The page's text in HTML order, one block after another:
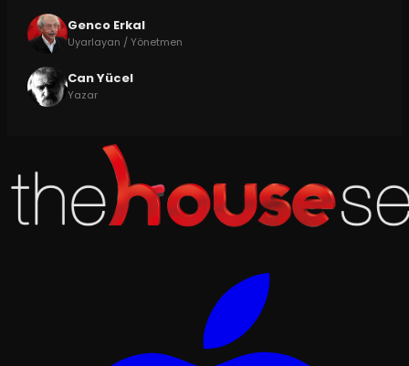
Genco Erkal
Uyarlayan / Yönetmen
Can Yücel
Yazar